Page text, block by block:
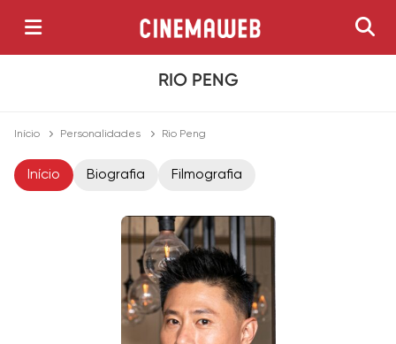
RIO PENG
Início Personalidades Rio Peng
Início Biografia Filmografia